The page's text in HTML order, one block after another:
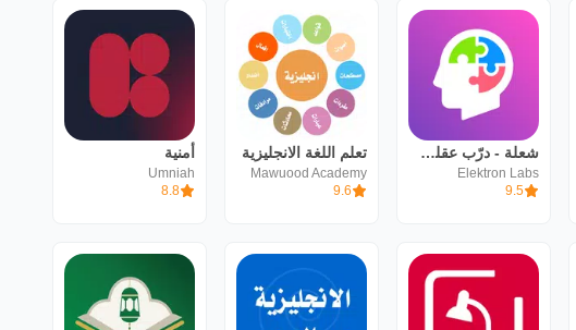
شعلة - درّب عقلك يومياً
Elektron Labs
9.5
تعلم اللغة الانجليزية
Mawuood Academy
9.6
أمنية
Umniah
8.8